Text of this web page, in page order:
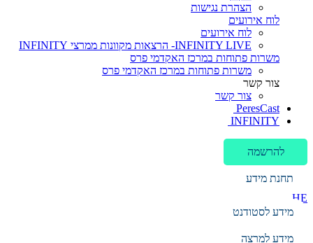
הצהרת נגישות
לוח אירועים
לוח אירועים
INFINITY LIVE- הרצאות מקוונות ממרצי INFINITY
משרות פתוחות במרכז האקדמי פרס
משרות פתוחות במרכז האקדמי פרס
צור קשר
צור קשר
PeresCast
INFINITY
להרשמה
תחנת מידע
מידע לסטודנט
מידע למרצה
HE
עברית